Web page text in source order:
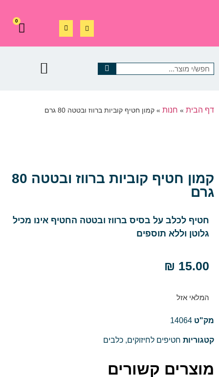
0
דף הבית » חנות » קמון חטיף קוביות ברווז ובטטה 80 גרם
קמון חטיף קוביות ברווז ובטטה 80
גרם
חטיף לכלב על בסיס ברווז ובטטה החטיף אינו מכיל
גלוטן וללא תוספים
₪ 15.00
המלאי אזל
מק"ט 14064
קטגוריות חטיפים לחיזוקים, כלבים
מוצרים קשורים